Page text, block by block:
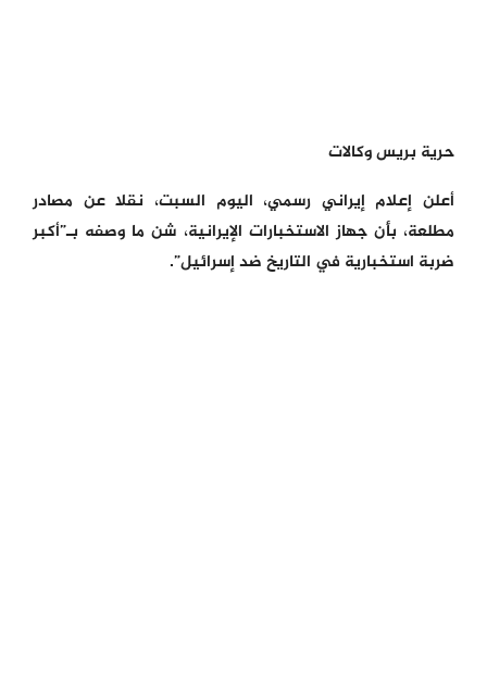
حرية بريس وكالات
أعلن إعلام إيراني رسمي، اليوم السبت، نقلا عن مصادر
مطلعة، بأن جهاز الاستخبارات الإيرانية، شن ما وصفه بـ”أكبر
ضربة استخبارية في التاريخ ضد إسرائيل”.